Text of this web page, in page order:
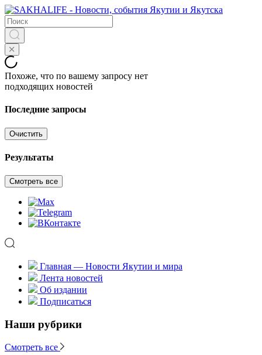
Похоже, что по вашему запросу нет
подходящих новостей
Последние запросы
Очистить
Результаты
Смотреть все
Главная — Новости Якутии и мира
Лента новостей
Об издании
Подписаться
Наши рубрики
Смотреть все